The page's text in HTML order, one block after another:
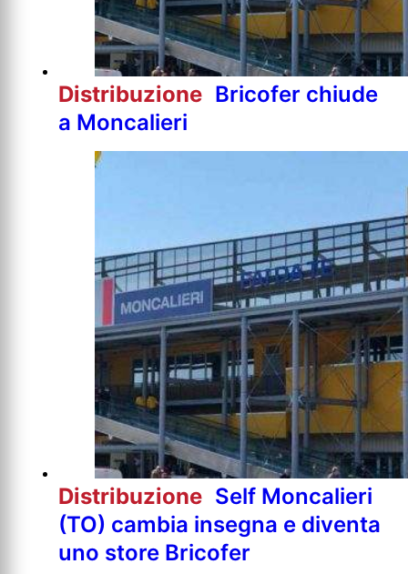
Distribuzione Bricofer chiude
a Moncalieri
Distribuzione Self Moncalieri
(TO) cambia insegna e diventa
uno store Bricofer